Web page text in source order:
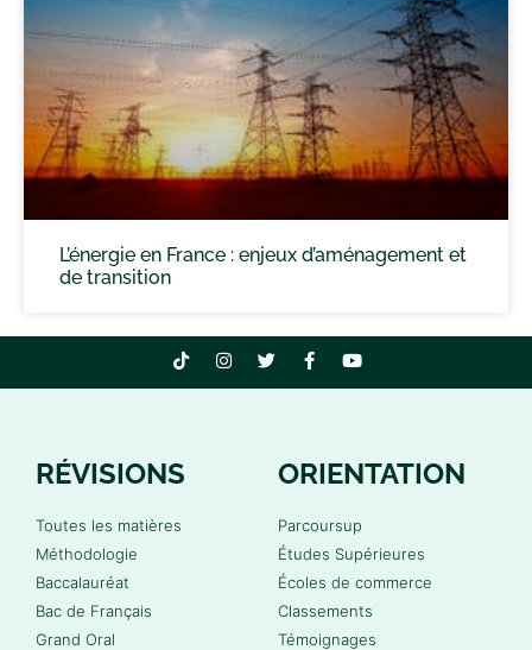
L’énergie en France : enjeux d’aménagement et
de transition
RÉVISIONS
Toutes les matières
Méthodologie
Baccalauréat
Bac de Français
Grand Oral
ORIENTATION
Parcoursup
Études Supérieures
Écoles de commerce
Classements
Témoignages